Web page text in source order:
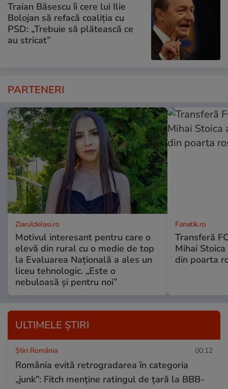
Traian Băsescu îi cere lui Ilie
Bolojan să refacă coaliția cu
PSD: „Trebuie să plătească ce
au stricat”
PARTENERI
ZiaruldeIasi.ro
Motivul interesant pentru care o
elevă din rural cu o medie de top
la Evaluarea Națională a ales un
liceu tehnologic. „Este o
nebuloasă și pentru noi”
Fanatik.ro
Transferă
Mihai
din poarta
ULTIMELE ȘTIRI
Știri România 00:12
România evită retrogradarea în categoria
„junk”: Fitch menține ratingul de țară la BBB-